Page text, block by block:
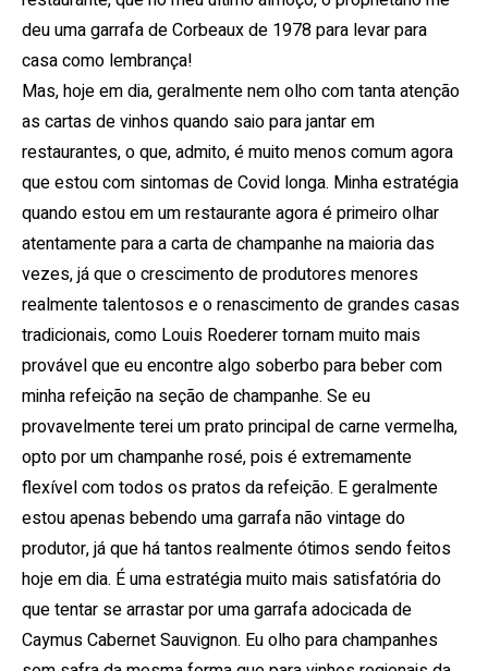
deu uma garrafa de Corbeaux de 1978 para levar para
casa como lembrança!
Mas, hoje em dia, geralmente nem olho com tanta atenção
as cartas de vinhos quando saio para jantar em
restaurantes, o que, admito, é muito menos comum agora
que estou com sintomas de Covid longa. Minha estratégia
quando estou em um restaurante agora é primeiro olhar
atentamente para a carta de champanhe na maioria das
vezes, já que o crescimento de produtores menores
realmente talentosos e o renascimento de grandes casas
tradicionais, como Louis Roederer tornam muito mais
provável que eu encontre algo soberbo para beber com
minha refeição na seção de champanhe. Se eu
provavelmente terei um prato principal de carne vermelha,
opto por um champanhe rosé, pois é extremamente
flexível com todos os pratos da refeição. E geralmente
estou apenas bebendo uma garrafa não vintage do
produtor, já que há tantos realmente ótimos sendo feitos
hoje em dia. É uma estratégia muito mais satisfatória do
que tentar se arrastar por uma garrafa adocicada de
Caymus Cabernet Sauvignon. Eu olho para champanhes